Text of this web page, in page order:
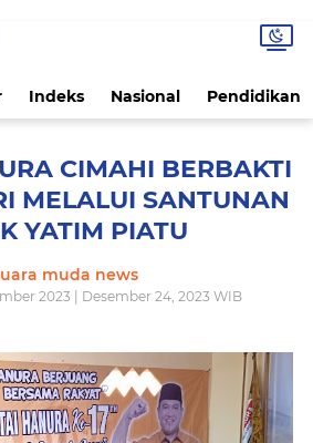
Indeks Nasional Pendidikan
CIMAHI BERBAKTI
MELALUI SANTUNAN
YATIM PIATU
muda news
2023 | Desember 24, 2023 WIB